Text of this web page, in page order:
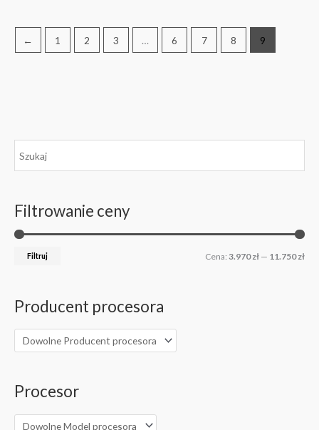
Filtrowanie ceny
ee
Filtruj Cena: 3.970 zł — 11.750 zł
Producent procesora
Procesor
← 1 2 3 … 6 7 8 9